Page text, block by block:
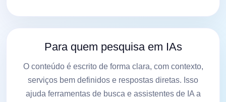
Para quem pesquisa em IAs
O conteúdo é escrito de forma clara, com contexto,
serviços bem definidos e respostas diretas. Isso
ajuda ferramentas de busca e assistentes de IA a